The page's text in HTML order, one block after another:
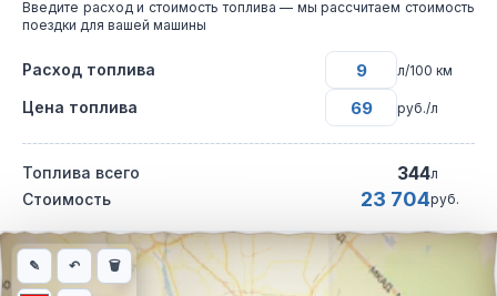
Введите расход и стоимость топлива — мы рассчитаем стоимость
поездки для вашей машины
Расход топлива л/100 км
Цена топлива руб./л
Топлива всего 344л
Стоимость 23 704руб.
Интерактивная карта автомобильного маршрута из города
✎ ↶ 🗑